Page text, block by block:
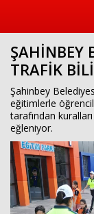
ŞAHİNBEY
TRAFİK
Şahinbey
eğitimlerle
tarafından
eğleniyor.